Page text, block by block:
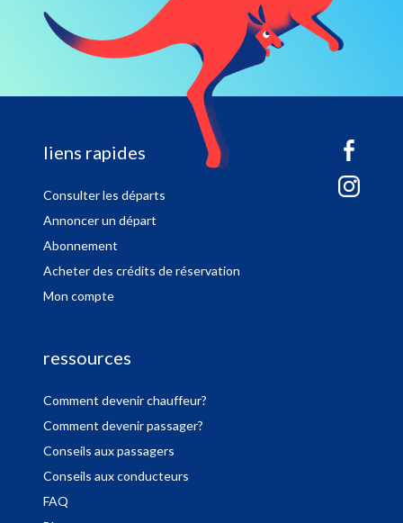
sitemap
liens rapides
Consulter les départs
Annoncer un départ
Abonnement
Acheter des crédits de réservation
Mon compte
ressources
Comment devenir chauffeur?
Comment devenir passager?
Conseils aux passagers
Conseils aux conducteurs
FAQ